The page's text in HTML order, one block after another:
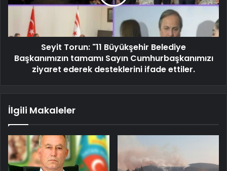
Seyit Torun: "11 Büyükşehir Belediye
Başkanımızın tamamı Sayın Cumhurbaşkanımızı
ziyaret ederek desteklerini ifade ettiler.
İlgili Makaleler